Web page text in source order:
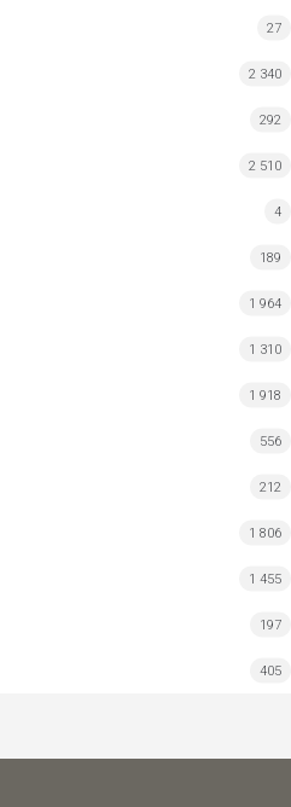
27
2 340
292
2 510
4
189
1 964
1 310
1 918
556
212
1 806
1 455
197
405